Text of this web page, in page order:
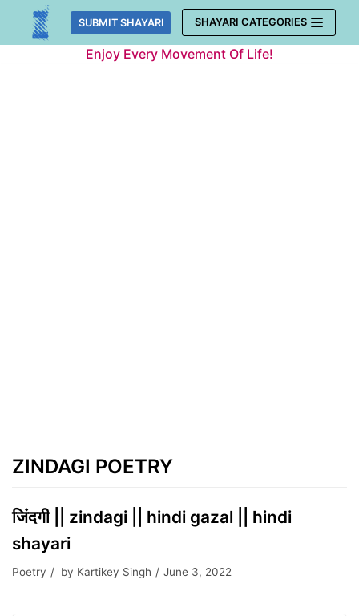
Skip
SUBMIT SHAYARI SHAYARI CATEGORIES
Enjoy Every Movement Of Life!
ZINDAGI POETRY
जिंदगी || zindagi || hindi gazal || hindi
shayari
Poetry by Kartikey Singh June 3, 2022